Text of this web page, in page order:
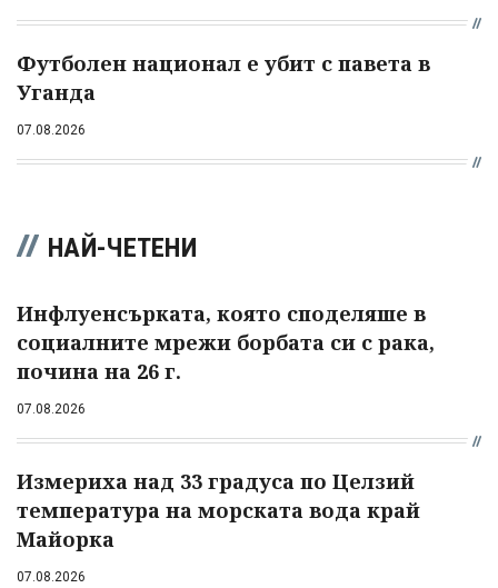
Футболен национал е убит с павета в
Уганда
07.08.2026
НАЙ-ЧЕТЕНИ
Инфлуенсърката, която споделяше в
социалните мрежи борбата си с рака,
почина на 26 г.
07.08.2026
Измериха над 33 градуса по Целзий
температура на морската вода край
Майорка
07.08.2026